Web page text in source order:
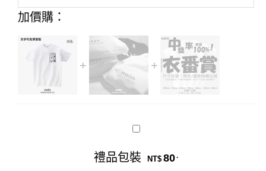
Alternative:
加價購：
禮
裝
禮品包裝 NT$ 80.